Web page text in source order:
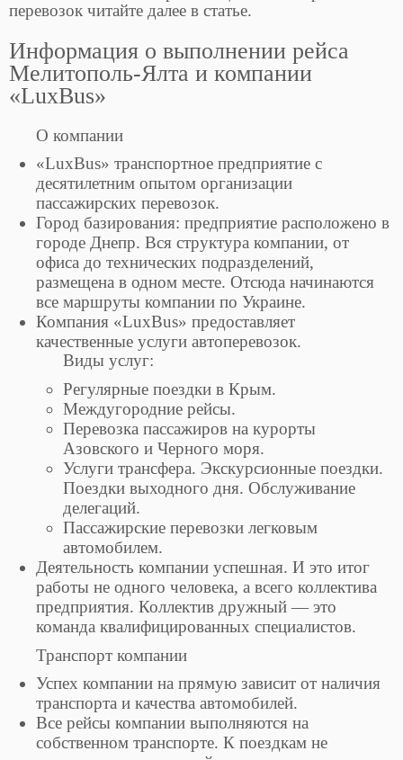
перевозок читайте далее в статье.
Информация о выполнении рейса
Мелитополь-Ялта и компании
«LuxBus»
О компании
«LuxBus» транспортное предприятие с
десятилетним опытом организации
пассажирских перевозок.
Город базирования: предприятие расположено в
городе Днепр. Вся структура компании, от
офиса до технических подразделений,
размещена в одном месте. Отсюда начинаются
все маршруты компании по Украине.
Компания «LuxBus» предоставляет
качественные услуги автоперевозок.
Виды услуг:
Регулярные поездки в Крым.
Междугородние рейсы.
Перевозка пассажиров на курорты
Азовского и Черного моря.
Услуги трансфера. Экскурсионные поездки.
Поездки выходного дня. Обслуживание
делегаций.
Пассажирские перевозки легковым
автомобилем.
Деятельность компании успешная. И это итог
работы не одного человека, а всего коллектива
предприятия. Коллектив дружный — это
команда квалифицированных специалистов.
Транспорт компании
Успех компании на прямую зависит от наличия
транспорта и качества автомобилей.
Все рейсы компании выполняются на
собственном транспорте. К поездкам не